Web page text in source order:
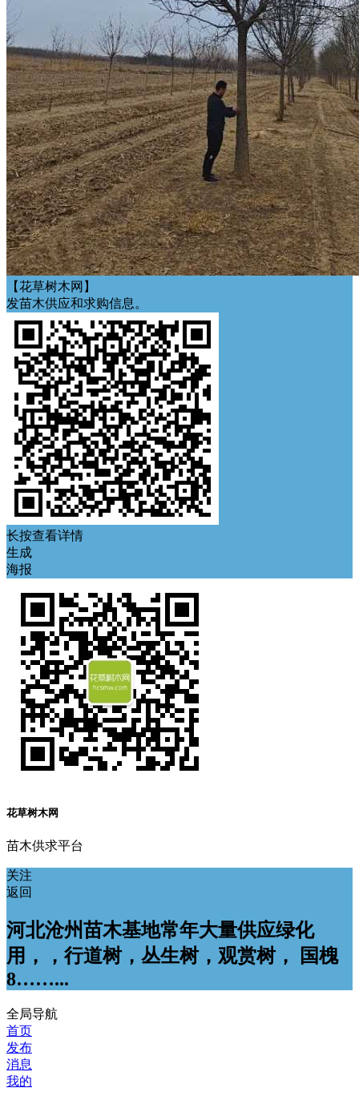
【花草树木网】
发苗木供应和求购信息。
长按查看详情
生成
海报
花草树木网
苗木供求平台
关注
返回
河北沧州苗木基地常年大量供应绿化
用，，行道树，丛生树，观赏树， 国槐
8……...
全局导航
首页
发布
消息
我的